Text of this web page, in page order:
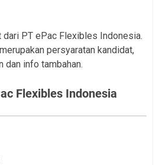
PT ePac Flexibles Indonesia.
persyaratan kandidat,
dan info tambahan.
Flexibles Indonesia